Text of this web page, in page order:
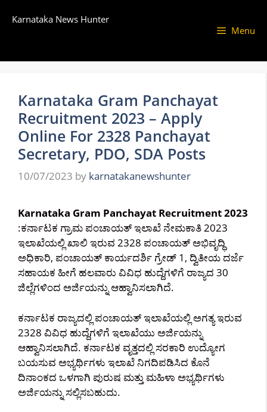
Karnataka News Hunter
Menu
Karnataka Gram Panchayat
Recruitment 2023 – Apply
Online For 2328 Panchayat
Secretary, PDO, SDA Posts
10/07/2023 by karnatakanewshunter
Karnataka Gram Panchayat Recruitment 2023
:ಕರ್ನಾಟಕ ಗ್ರಾಮ ಪಂಚಾಯತ್ ಇಲಾಖೆ ನೇಮಕಾತಿ 2023
ಇಲಾಖೆಯಲ್ಲಿ ಖಾಲಿ ಇರುವ 2328 ಪಂಚಾಯತ್ ಅಭಿವೃದ್ಧಿ
ಅಧಿಕಾರಿ, ಪಂಚಾಯತ್ ಕಾರ್ಯದರ್ಶಿ ಗ್ರೇಡ್ 1, ದ್ವಿತೀಯ ದರ್ಜೆ
ಸಹಾಯಕ ಹೀಗೆ ಹಲವಾರು ವಿವಿಧ ಹುದ್ದೆಗಳಿಗೆ ರಾಜ್ಯದ 30
ಜಿಲ್ಲೆಗಳಿಂದ ಅರ್ಜಿಯನ್ನು ಆಹ್ವಾನಿಸಲಾಗಿದೆ.
ಕರ್ನಾಟಕ ರಾಜ್ಯದಲ್ಲಿ ಪಂಚಾಯತ್ ಇಲಾಖೆಯಲ್ಲಿ ಅಗತ್ಯ ಇರುವ
2328 ವಿವಿಧ ಹುದ್ದೆಗಳಿಗೆ ಇಲಾಖೆಯು ಅರ್ಜಿಯನ್ನು
ಆಹ್ವಾನಿಸಲಾಗಿದೆ. ಕರ್ನಾಟಕ ವೃತ್ತದಲ್ಲಿ ಸರಕಾರಿ ಉದ್ಯೋಗ
ಬಯಸುವ ಅಭ್ಯರ್ಥಿಗಳು ಇಲಾಖೆ ನಿಗದಿಪಡಿಸಿದ ಕೊನೆ
ದಿನಾಂಕದ ಒಳಗಾಗಿ ಪುರುಷ ಮತ್ತು ಮಹಿಳಾ ಅಭ್ಯರ್ಥಿಗಳು
ಅರ್ಜಿಯನ್ನು ಸಲ್ಲಿಸಬಹುದು.